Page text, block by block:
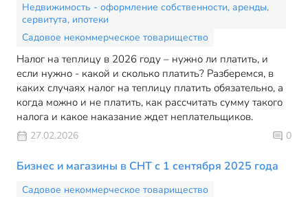
Недвижимость - оформление собственности, аренды,
сервитута, ипотеки
Садовое некоммерческое товарищество
Налог на теплицу в 2026 году – нужно ли платить, и
если нужно - какой и сколько платить? Разберемся, в
каких случаях налог на теплицу платить обязательно, а
когда можно и не платить, как рассчитать сумму такого
налога и какое наказание ждет неплательщиков.
27.02.2026 0
Бизнес и магазины в СНТ с 1 сентября 2025 года
Садовое некоммерческое товарищество